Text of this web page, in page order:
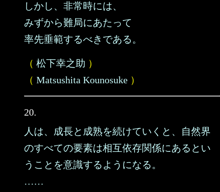
しかし、非常時には、
みずから難局にあたって
率先垂範するべきである。
（ 松下幸之助 ）
（ Matsushita Kounosuke ）
20.
人は、成長と成熟を続けていくと、自然界
のすべての要素は相互依存関係にあるとい
うことを意識するようになる。
……